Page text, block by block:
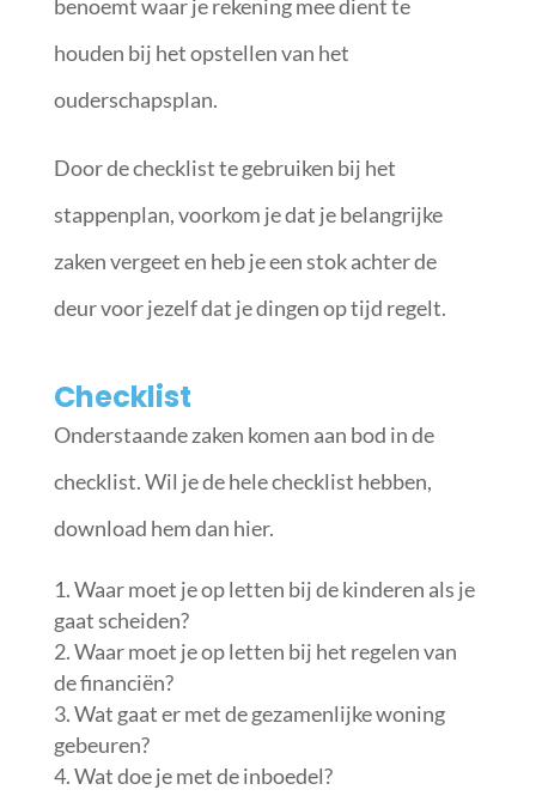
benoemt waar je rekening mee dient te
houden bij het opstellen van het
ouderschapsplan.
Door de checklist te gebruiken bij het
stappenplan, voorkom je dat je belangrijke
zaken vergeet en heb je een stok achter de
deur voor jezelf dat je dingen op tijd regelt.
Checklist
Onderstaande zaken komen aan bod in de
checklist. Wil je de hele checklist hebben,
download hem dan hier.
Waar moet je op letten bij de kinderen als je
gaat scheiden?
Waar moet je op letten bij het regelen van
de financiën?
Wat gaat er met de gezamenlijke woning
gebeuren?
Wat doe je met de inboedel?